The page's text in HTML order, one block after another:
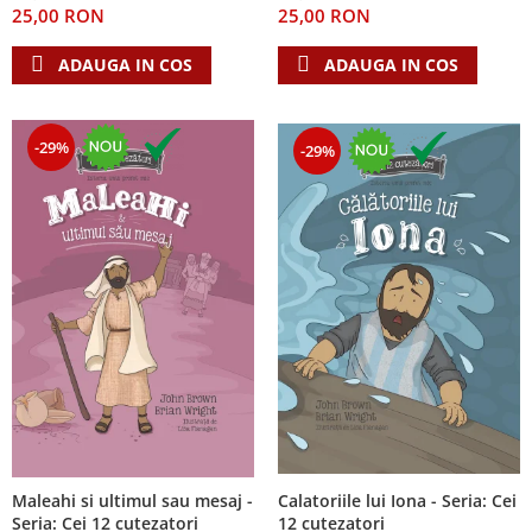
Teologie
A doua venire
Dogmatica
Istoria Bisericii
Misiune
Viata crestina
Contemporaneitate
Devotional
Diverse
Lupta Spirituala
Schimbarea caracterului
Slujire
Suferinta
Viata din belsug
Viata de zi cu zi
25,00 RON
ADAUGA IN COS
25,00 RON
ADAUGA IN COS
-29%
Maleahi si ultimul sau mesaj -
Seria: Cei 12 cutezatori
-29%
Calatoriile lui Iona - Seria: Cei
12 cutezatori